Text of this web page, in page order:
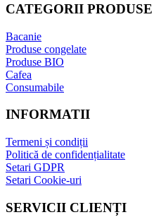
CATEGORII PRODUSE
Bacanie
Produse congelate
Produse BIO
Cafea
Consumabile
INFORMATII
Termeni și condiții
Politică de confidențialitate
Setari GDPR
Setari Cookie-uri
SERVICII CLIENȚI